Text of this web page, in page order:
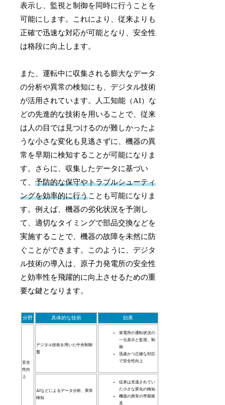
表示し、監視と制御を同時に行うことを
可能にします。これにより、従来よりも
正確で迅速な対応が可能となり、安全性
は格段に向上します。
また、運転中に収集される膨大なデータ
の分析や異常の検知にも、デジタル技術
が活用されています。人工知能（AI）な
どの先進的な技術を用いることで、従来
は人の目では見つけるのが難しかったよ
うな小さな変化も見逃さずに、機器の異
常を早期に検知することが可能になりま
す。さらに、収集したデータに基づい
て、予防的な保守やトラブルシューティ
ングを効率的に行うことも可能になりま
す。例えば、機器の劣化状況を予測し
て、適切なタイミングで部品交換などを
実施することで、機器の故障を未然に防
ぐことができます。このように、デジタ
ル技術の導入は、原子力発電所の安全性
と効率性を飛躍的に向上させるための重
要な鍵となります。
分野 具体的な技術 効果
安全
性向
上
デジタル技術を用いた中央制御
盤
発電所の運転状況の
一元表示と監視、制
御
迅速かつ正確な対応
で安全性向上
AIなどによるデータ分析、異常
検知
従来は見逃されてい
た小さな変化の検知
機器の異常の早期発
見